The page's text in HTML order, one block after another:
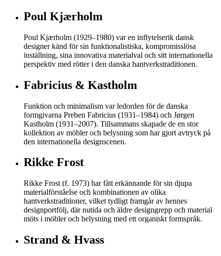
Poul Kjærholm
Poul Kjærholm (1929–1980) var en inflytelserik dansk
designer känd för sin funktionalistiska, kompromisslösa
inställning, sina innovativa materialval och sitt internationella
perspektiv med rötter i den danska hantverkstraditionen.
Fabricius & Kastholm
Funktion och minimalism var ledorden för de danska
formgivarna Preben Fabricius (1931–1984) och Jørgen
Kastholm (1931–2007). Tillsammans skapade de en stor
kollektion av möbler och belysning som har gjort avtryck på
den internationella designscenen.
Rikke Frost
Rikke Frost (f. 1973) har fått erkännande för sin djupa
materialförståelse och kombinationen av olika
hantverkstraditioner, vilket tydligt framgår av hennes
designportfölj, där nutida och äldre designgrepp och material
möts i möbler och belysning med ett organiskt formspråk.
Strand & Hvass